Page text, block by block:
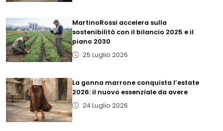
MartinoRossi accelera sulla
sostenibilità con il bilancio 2025 e il
piano 2030
25 Luglio 2026
La gonna marrone conquista l’estate
2026: il nuovo essenziale da avere
24 Luglio 2026